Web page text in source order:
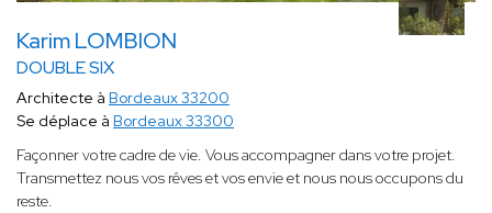
Karim LOMBION
DOUBLE SIX
Architecte à Bordeaux 33200
Se déplace à Bordeaux 33300
Façonner votre cadre de vie. Vous accompagner dans votre projet.
Transmettez nous vos rêves et vos envie et nous nous occupons du
reste.